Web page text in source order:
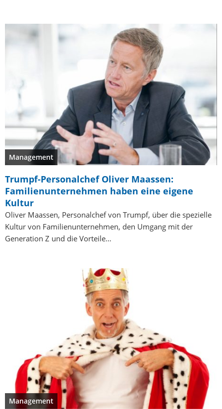
Management
Trumpf-Personalchef Oliver Maassen:
Familienunternehmen haben eine eigene
Kultur
Oliver Maassen, Personalchef von Trumpf, über die spezielle
Kultur von Familienunternehmen, den Umgang mit der
Generation Z und die Vorteile…
Management